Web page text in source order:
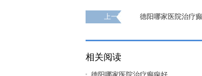
上一页 德阳哪家医院治疗
相关阅读